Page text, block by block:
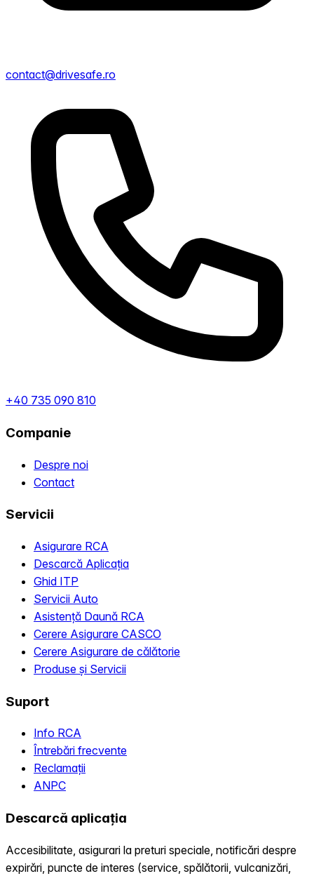
contact@drivesafe.ro
+40 735 090 810
Companie
Despre noi
Contact
Servicii
Asigurare RCA
Descarcă Aplicația
Ghid ITP
Servicii Auto
Asistență Daună RCA
Cerere Asigurare CASCO
Cerere Asigurare de călătorie
Produse și Servicii
Suport
Info RCA
Întrebări frecvente
Reclamații
ANPC
Descarcă aplicația
Accesibilitate, asigurari la preturi speciale, notificări despre
expirări, puncte de interes (service, spălătorii, vulcanizări,